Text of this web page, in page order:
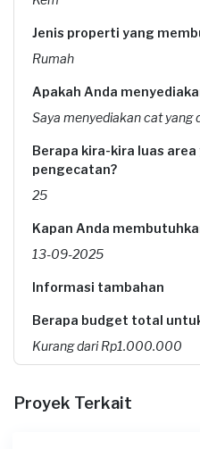
Jenis properti yang
Rumah
Apakah Anda
Saya menyediakan cat yang
Berapa kira-kira luas
pengecatan?
25
Kapan Anda
13-09-2025
Informasi tambahan
Berapa budget total
Kurang dari Rp1.000.000
Proyek Terkait